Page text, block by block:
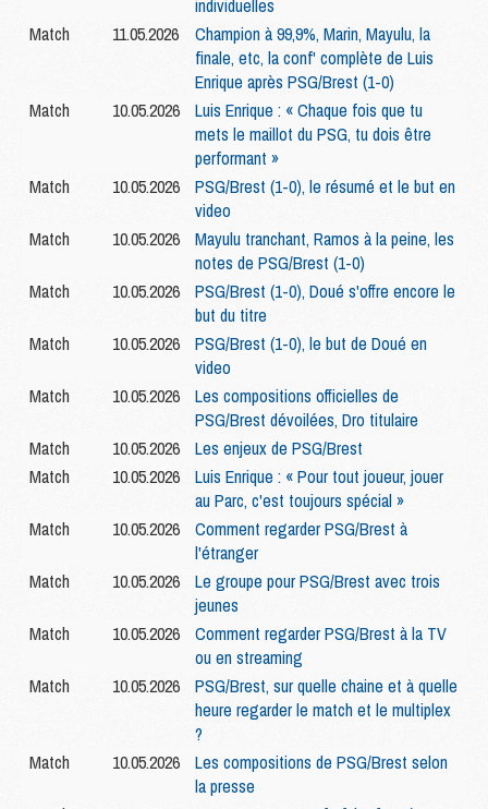
individuelles
Match
11.05.2026
Champion à 99,9%, Marin, Mayulu, la
finale, etc, la conf' complète de Luis
Enrique après PSG/Brest (1-0)
Match
10.05.2026
Luis Enrique : « Chaque fois que tu
mets le maillot du PSG, tu dois être
performant »
Match
10.05.2026
PSG/Brest (1-0), le résumé et le but en
video
Match
10.05.2026
Mayulu tranchant, Ramos à la peine, les
notes de PSG/Brest (1-0)
Match
10.05.2026
PSG/Brest (1-0), Doué s'offre encore le
but du titre
Match
10.05.2026
PSG/Brest (1-0), le but de Doué en
video
Match
10.05.2026
Les compositions officielles de
PSG/Brest dévoilées, Dro titulaire
Match
10.05.2026
Les enjeux de PSG/Brest
Match
10.05.2026
Luis Enrique : « Pour tout joueur, jouer
au Parc, c'est toujours spécial »
Match
10.05.2026
Comment regarder PSG/Brest à
l'étranger
Match
10.05.2026
Le groupe pour PSG/Brest avec trois
jeunes
Match
10.05.2026
Comment regarder PSG/Brest à la TV
ou en streaming
Match
10.05.2026
PSG/Brest, sur quelle chaine et à quelle
heure regarder le match et le multiplex
?
Match
10.05.2026
Les compositions de PSG/Brest selon
la presse